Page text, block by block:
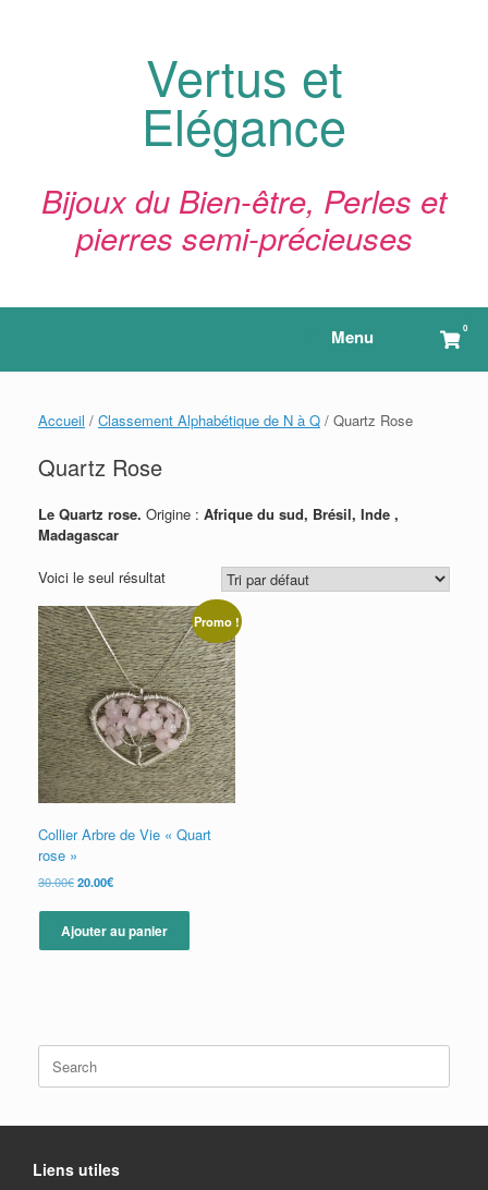
Vertus et
Elégance
Bijoux du Bien-être, Perles et
pierres semi-précieuses
Menu View
cart
0
Accueil / Classement Alphabétique de N à Q / Quartz Rose
Quartz Rose
Le Quartz rose. Origine : Afrique du sud, Brésil, Inde ,
Madagascar
Voici le seul résultat
Promo !
Collier Arbre de Vie « Quart
rose »
30.00€Le
initial
était :
30.00€.
20.00€Le
actuel
est :
20.00€.
Ajouter au panier
for:
Liens utiles